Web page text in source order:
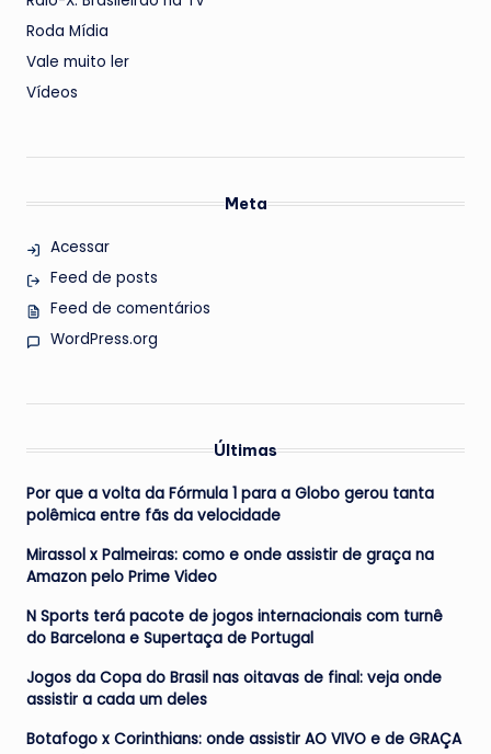
Roda Mídia
Vale muito ler
Vídeos
Meta
Acessar
Feed de posts
Feed de comentários
WordPress.org
Últimas
Por que a volta da Fórmula 1 para a Globo gerou tanta
polêmica entre fãs da velocidade
Mirassol x Palmeiras: como e onde assistir de graça na
Amazon pelo Prime Video
N Sports terá pacote de jogos internacionais com turnê
do Barcelona e Supertaça de Portugal
Jogos da Copa do Brasil nas oitavas de final: veja onde
assistir a cada um deles
Botafogo x Corinthians: onde assistir AO VIVO e de GRAÇA